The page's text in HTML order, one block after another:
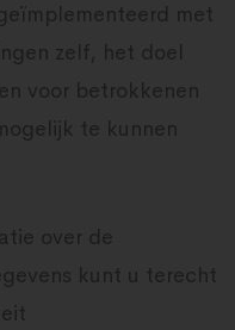
met
zelf, het doel
voor betrokkenen
te kunnen
over de
kunt u terecht